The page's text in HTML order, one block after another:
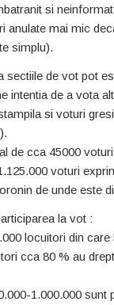
si
anulate mai mic
simplu).
sectiile de vot pot
intentia de a vota
si voturi
de cca 45000
voturi
de unde este
la vot :
locuitori din
cca 80 % au
1.000.000 sunt